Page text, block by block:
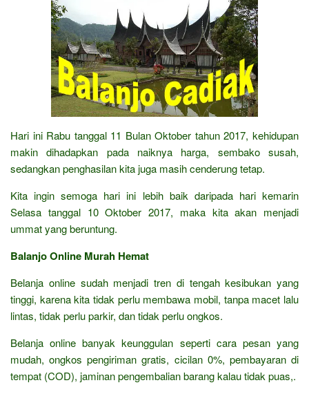
Hari ini Rabu tanggal 11 Bulan Oktober tahun 2017, kehidupan
makin dihadapkan pada naiknya harga, sembako susah,
sedangkan penghasilan kita juga masih cenderung tetap.
Kita ingin semoga hari ini lebih baik daripada hari kemarin
Selasa tanggal 10 Oktober 2017, maka kita akan menjadi
ummat yang beruntung.
Balanjo Online Murah Hemat
Belanja online sudah menjadi tren di tengah kesibukan yang
tinggi, karena kita tidak perlu membawa mobil, tanpa macet lalu
lintas, tidak perlu parkir, dan tidak perlu ongkos.
Belanja online banyak keunggulan seperti cara pesan yang
mudah, ongkos pengiriman gratis, cicilan 0%, pembayaran di
tempat (COD), jaminan pengembalian barang kalau tidak puas,.